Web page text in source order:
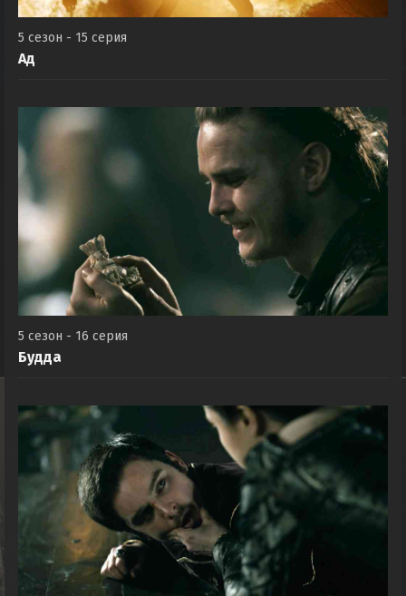
5 сезон - 15 серия
Ад
5 сезон - 16 серия
Будда